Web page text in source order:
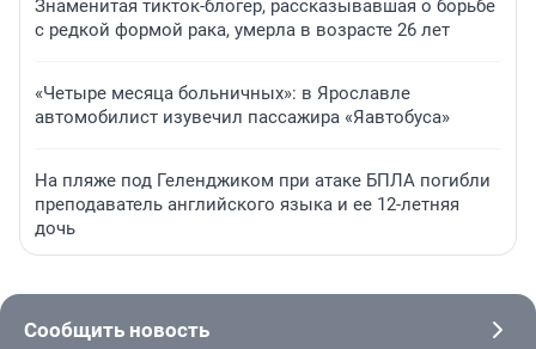
Знаменитая тикток-блогер, рассказывавшая о борьбе
с редкой формой рака, умерла в возрасте 26 лет
«Четыре месяца больничных»: в Ярославле
автомобилист изувечил пассажира «Яавтобуса»
На пляже под Геленджиком при атаке БПЛА погибли
преподаватель английского языка и ее 12-летняя
дочь
Сообщить новость